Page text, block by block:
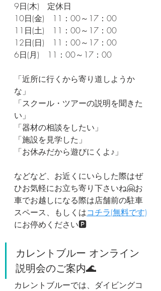
9日(木)　定休日
10日(金)　11：00～17：00
11日(土)　11：00～17：00
12日(日)　11：00～17：00
6日(月)　11：00～17：00
「近所に行くから寄り道しようか
な」
「スクール・ツアーの説明を聞きた
い」
「器材の相談をしたい」
「施設を見学した」
「お休みだから遊びにくよ♪」
などなど、お近くにいらした際はぜ
ひお気軽にお立ち寄り下さいね🤗お
車でお越しになる際は店舗前の駐車
スペース、もしくはコチラ(無料です)
にお停めください🅿️
カレントブルー オンライン
説明会のご案内🌊
カレントブルーでは、ダイビングコ